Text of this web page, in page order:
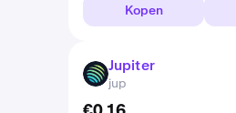
Kopen
JUP Jupiter
jup